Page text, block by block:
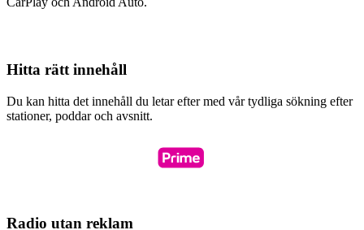
Hitta rätt innehåll
Du kan hitta det innehåll du letar efter med vår tydliga sökning efter
stationer, poddar och avsnitt.
Radio utan reklam